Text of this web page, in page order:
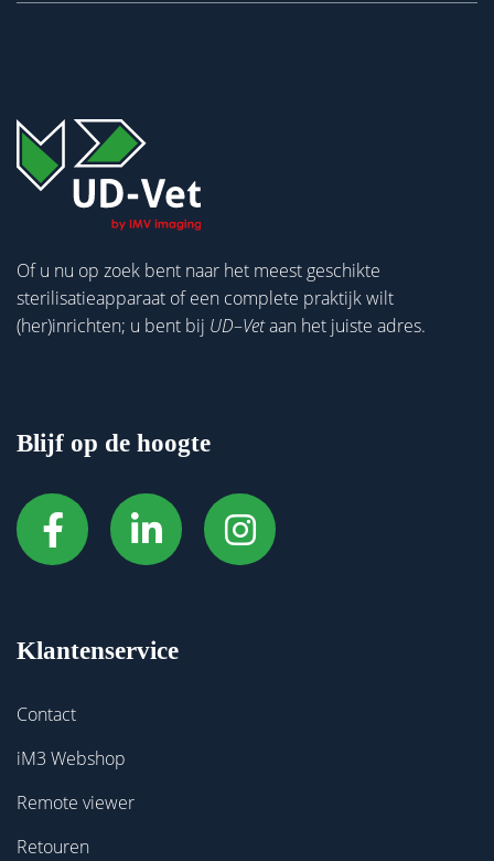
Of u nu op zoek bent naar het meest geschikte
sterilisatieapparaat of een complete praktijk wilt
(her)inrichten; u bent bij UD–Vetaan het juiste adres.
Blijf op de hoogte
Klantenservice
Contact
iM3 Webshop
Remote viewer
Retouren